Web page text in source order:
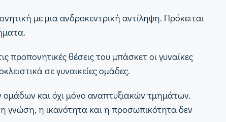
με μια ανδροκεντρική αντίληψη. Πρόκειται
προπονητικές θέσεις του μπάσκετ οι γυναίκες
σε γυναικείες ομάδες.
ομάδων και όχι μόνο αναπτυξιακών τμημάτων.
η γνώση, η ικανότητα και η προσωπικότητα δεν